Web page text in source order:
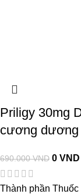
Priligy 30mg
cương dương
690.000VND 0VND
Thành phần